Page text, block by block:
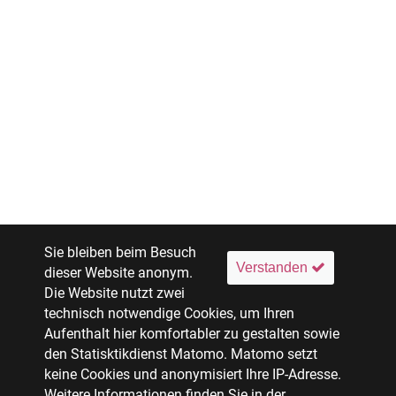
Verstanden
Sie bleiben beim Besuch
dieser Website anonym.
Die Website nutzt zwei
technisch notwendige Cookies, um Ihren
Aufenthalt hier komfortabler zu gestalten sowie
den Statisktikdienst Matomo. Matomo setzt
keine Cookies und anonymisiert Ihre IP-Adresse.